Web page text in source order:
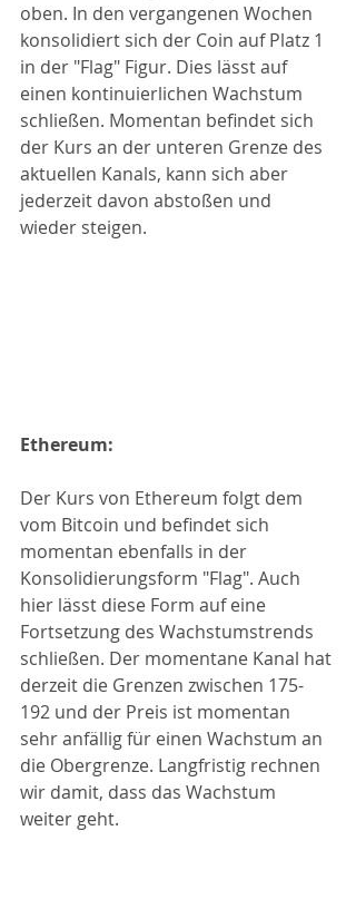
oben. In den vergangenen Wochen
konsolidiert sich der Coin auf Platz 1
in der "Flag" Figur. Dies lässt auf
einen kontinuierlichen Wachstum
schließen. Momentan befindet sich
der Kurs an der unteren Grenze des
aktuellen Kanals, kann sich aber
jederzeit davon abstoßen und
wieder steigen.
Ethereum:
Der Kurs von Ethereum folgt dem
vom Bitcoin und befindet sich
momentan ebenfalls in der
Konsolidierungsform "Flag". Auch
hier lässt diese Form auf eine
Fortsetzung des Wachstumstrends
schließen. Der momentane Kanal hat
derzeit die Grenzen zwischen 175-
192 und der Preis ist momentan
sehr anfällig für einen Wachstum an
die Obergrenze. Langfristig rechnen
wir damit, dass das Wachstum
weiter geht.